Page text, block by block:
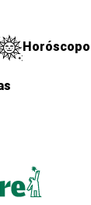
Horóscopo